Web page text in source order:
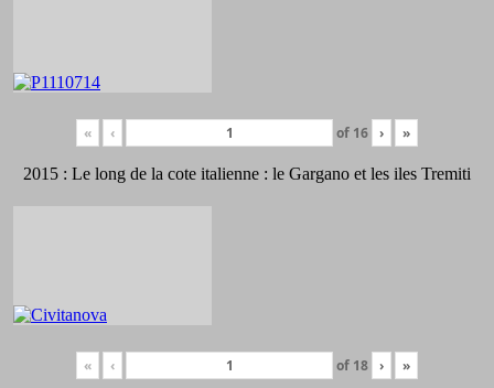
« ‹ of 16 › »
2015 : Le long de la cote italienne : le Gargano et les iles Tremiti
« ‹ of 18 › »